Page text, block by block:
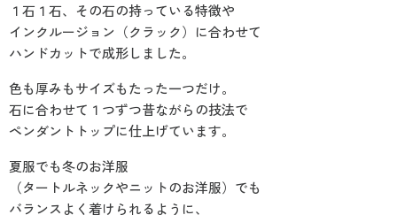
１石１石、その石の持っている特徴や
インクルージョン（クラック）に合わせて
ハンドカットで成形しました。
色も厚みもサイズもたった一つだけ。
石に合わせて１つずつ昔ながらの技法で
ペンダントトップに仕上げています。
夏服でも冬のお洋服
（タートルネックやニットのお洋服）でも
バランスよく着けられるように、